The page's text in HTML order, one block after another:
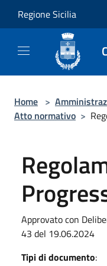
Regione Sicilia
Home >
Atto normativo >
Approvato con
43 del 19.06.2024
Tipi di documento: